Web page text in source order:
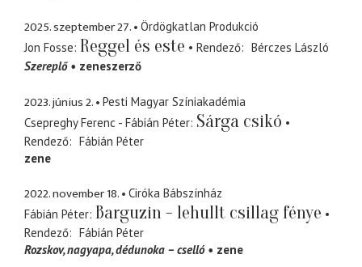
2025. szeptember 27.
Ördögkatlan Produkció
Jon Fosse Reggel és este Rendező
Bérczes László
Szereplő
zeneszerző
2023. június 2.
Pesti Magyar Színiakadémia
Csepreghy Ferenc - Fábián Péter Sárga csikó
Rendező
Fábián Péter
zene
2022. november 18.
Ciróka Bábszínház
Fábián Péter Barguzin - lehullt csillag fénye
Rendező
Fábián Péter
Rozskov nagyapa, dédunoka – cselló zene